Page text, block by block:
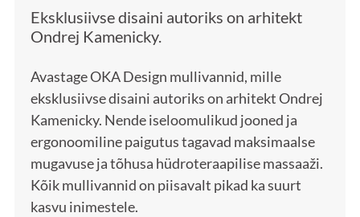
Eksklusiivse disaini autoriks on arhitekt
Ondrej Kamenicky.
Avastage OKA Design mullivannid, mille
eksklusiivse disaini autoriks on arhitekt Ondrej
Kamenicky. Nende iseloomulikud jooned ja
ergonoomiline paigutus tagavad maksimaalse
mugavuse ja tõhusa hüdroteraapilise massaaži.
Kõik mullivannid on piisavalt pikad ka suurt
kasvu inimestele.